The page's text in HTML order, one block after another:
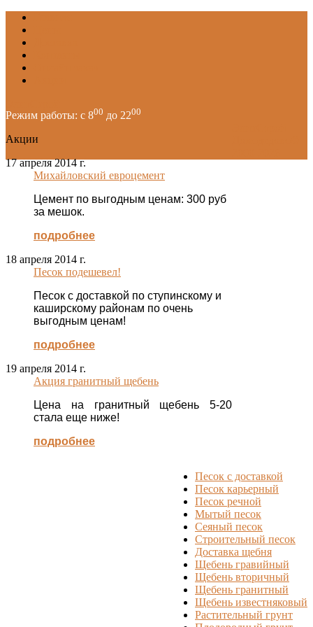
Режим работы: с 800 до 2200
Акции
17 апреля 2014 г.
Михайловский евроцемент
Цемент по выгодным ценам: 300 руб
за мешок.
подробнее
18 апреля 2014 г.
Песок подешевел!
Песок с доставкой по ступинскому и
каширскому районам по очень
выгодным ценам!
подробнее
19 апреля 2014 г.
Акция гранитный щебень
Цена на гранитный щебень 5-20
стала еще ниже!
подробнее
Песок с доставкой
Песок карьерный
Песок речной
Мытый песок
Сеяный песок
Строительный песок
Доставка щебня
Щебень гравийный
Щебень вторичный
Щебень гранитный
Щебень известняковый
Растительный грунт